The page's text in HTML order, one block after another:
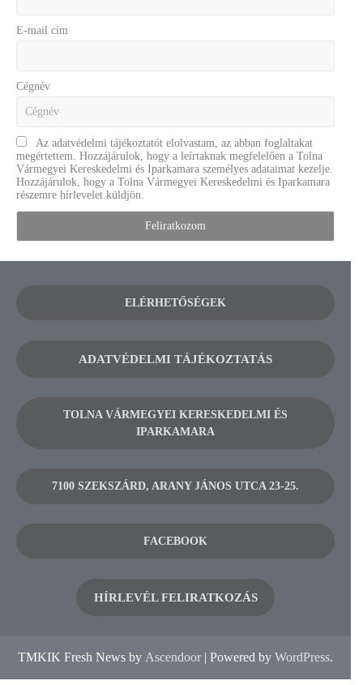
E-mail cím
Cégnév
Az adatvédelmi tájékoztatót elolvastam, az abban foglaltakat
megértettem. Hozzájárulok, hogy a leírtaknak megfelelően a Tolna
Vármegyei Kereskedelmi és Iparkamara személyes adataimat kezelje.
Hozzájárulok, hogy a Tolna Vármegyei Kereskedelmi és Iparkamara
részemre hírlevelet küldjön.
ELÉRHETŐSÉGEK
ADATVÉDELMI TÁJÉKOZTATÁS
TOLNA VÁRMEGYEI KERESKEDELMI ÉS
IPARKAMARA
7100 SZEKSZÁRD, ARANY JÁNOS UTCA 23-25.
FACEBOOK
HÍRLEVÉL FELIRATKOZÁS
TMKIK Fresh News by Ascendoor | Powered by WordPress.